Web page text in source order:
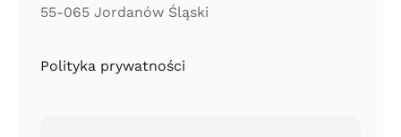
55-065 Jordanów Śląski
Polityka prywatności